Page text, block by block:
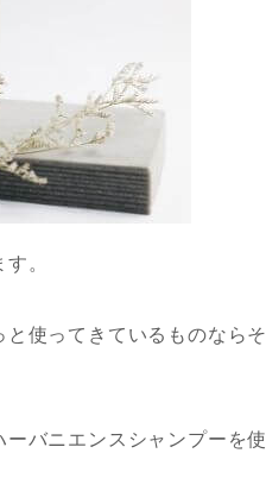
。
使ってきているものならそ
バニエンスシャンプーを使